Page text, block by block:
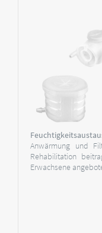
Anwärmung und
Rehabilitation
Erwachsene